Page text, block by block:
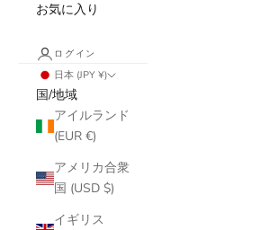
お気に入り
ログイン
日本 (JPY ¥)
国/地域
アイルランド
(EUR €)
アメリカ合衆
国 (USD $)
イギリス